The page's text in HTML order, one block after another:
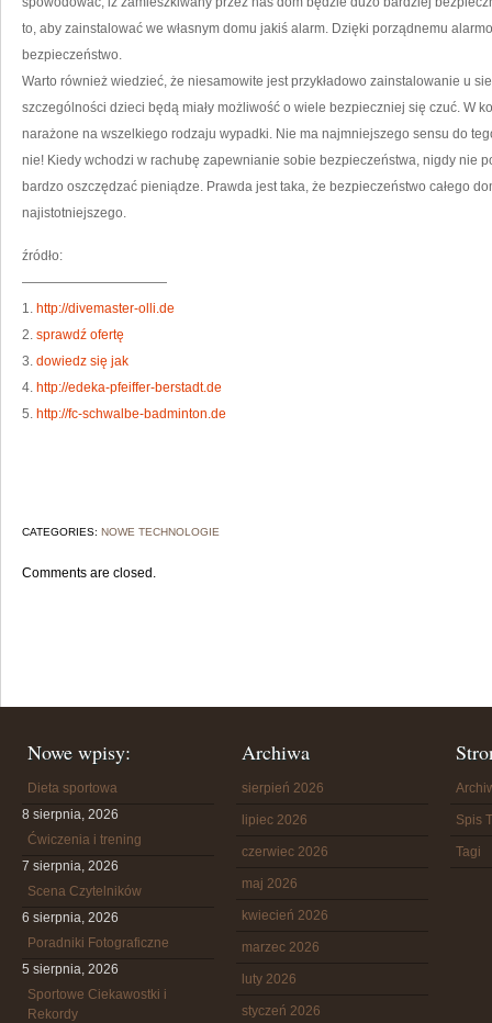
to, aby zainstalować we własnym domu jakiś alarm. Dzięki porządnemu
bezpieczeństwo.
Warto również wiedzieć, że niesamowite jest przykładowo zainstalowanie u
szczególności dzieci będą miały możliwość o wiele bezpieczniej się czuć. W
narażone na wszelkiego rodzaju wypadki. Nie ma najmniejszego sensu do
nie! Kiedy wchodzi w rachubę zapewnianie sobie bezpieczeństwa, nigdy nie
bardzo oszczędzać pieniądze. Prawda jest taka, że bezpieczeństwo całego
najistotniejszego.
źródło:
———————————
1. http://divemaster-olli.de
2. sprawdź ofertę
3. dowiedz się jak
4. http://edeka-pfeiffer-berstadt.de
5. http://fc-schwalbe-badminton.de
CATEGORIES: NOWE TECHNOLOGIE
Comments are closed.
Nowe wpisy:
Dieta sportowa
8 sierpnia, 2026
Ćwiczenia i trening
7 sierpnia, 2026
Scena Czytelników
6 sierpnia, 2026
Poradniki Fotograficzne
5 sierpnia, 2026
Sportowe Ciekawostki i
Rekordy
Archiwa
sierpień 2026
lipiec 2026
czerwiec 2026
maj 2026
kwiecień 2026
marzec 2026
luty 2026
styczeń 2026
Spis
Tagi